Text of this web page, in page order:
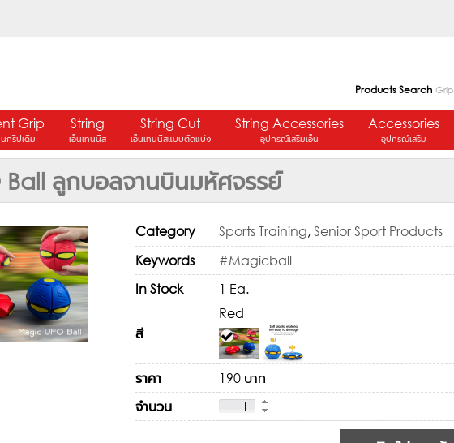
Products Search Grip
Grip
กริปเดิม
String
เอ็นเทนนิส
String Cut
เอ็นเทนนิสแบบตัดแบ่ง
String Accessories
อุปกรณ์เสริมเอ็น
Accessories
อุปกรณ์เสริม
ลูกบอลจานบินมหัศจรรย์
Category Sports Training,Senior Sport Products
Keywords
#Magicball
In Stock
1 Ea.
สี
Red
ราคา
190 บาท
จำนวน